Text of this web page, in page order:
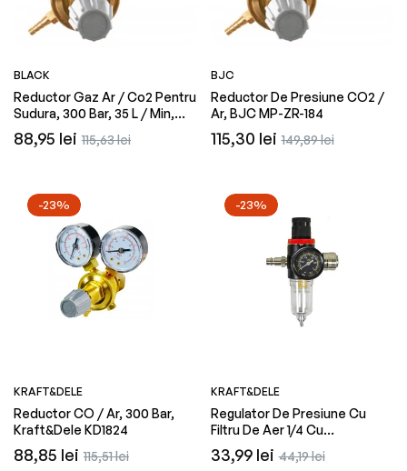
BLACK
Reductor Gaz Ar / Co2 Pentru
Sudura, 300 Bar, 35 L / Min,
W21.8x1/14 G 1/8, Black 37431
Preț
88,95 lei Preț
115,63 lei
BJC
Reductor De Presiune CO2 /
Ar, BJC MP-ZR-184
Preț
115,30 leiPreț
149,89 lei
-23%
KRAFT&DELE
Reductor CO / Ar, 300 Bar,
Kraft&Dele KD1824
Preț
88,85 lei Preț
115,51 lei
-23%
KRAFT&DELE
Regulator De Presiune Cu
Filtru De Aer 1/4 Cu
Manometreu, Kraft&Dele
KD1497
Preț
33,99 leiPreț
44,19 lei